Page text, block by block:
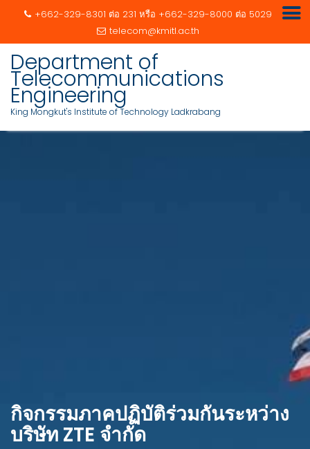
+662-329-8301 ต่อ 231 หรือ +662-329-8000 ต่อ 5029
telecom@kmitl.ac.th
Department of
Telecommunications
Engineering
King Mongkut's Institute of Technology Ladkrabang
กิจกรรมภาคปฏิบัติร่วมกันระหว่าง
บริษัท ZTE จำกัด